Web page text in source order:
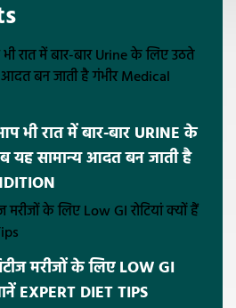
भी रात में बार-बार URINE के
यह सामान्य आदत बन जाती है
मरीजों के लिए LOW GI
EXPERT DIET TIPS